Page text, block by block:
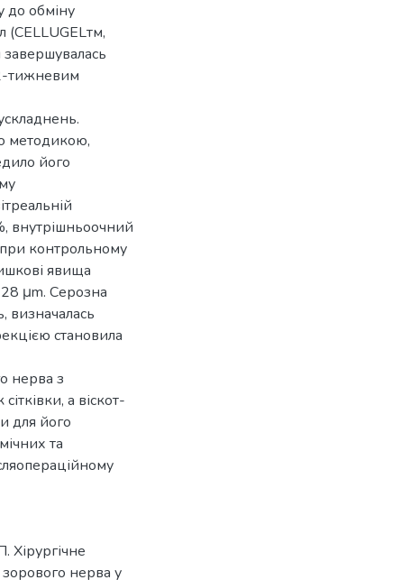
до обміну
(CELLUGELтм,
тижневим
методикою,
його
внутрішньоочний
при контрольному
явища
μm. Серозна
визначалась
становила
нерва з
а віскот-
для його
та
нерва у